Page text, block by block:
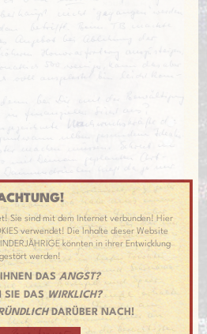
Sie sind mit dem Internet verbunden! Hier
verwendet! Die Inhalte dieser Website
könnten in ihrer Entwicklung
gestört werden!
DASANGST?
SIE DASWIRKLICH?
DARÜBER NACH!